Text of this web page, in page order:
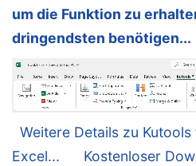
um die Funktion zu
dringendsten benötigen...
Weitere Details zu Kutools
Excel...
Kostenloser